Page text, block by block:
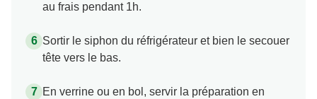
au frais pendant 1h.
Sortir le siphon du réfrigérateur et bien le secouer
tête vers le bas.
En verrine ou en bol, servir la préparation en